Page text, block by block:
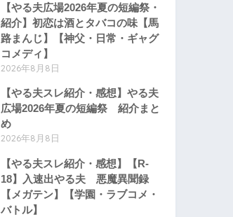
【やる夫広場2026年夏の短編祭・
紹介】初恋は酒とタバコの味【馬
路まんじ】【神父・日常・ギャグ
コメディ】
2026年8月8日
【やる夫スレ紹介・感想】やる夫
広場2026年夏の短編祭 紹介まと
め
2026年8月8日
【やる夫スレ紹介・感想】【R-
18】入速出やる夫 悪魔異聞録
【メガテン】【学園・ラブコメ・
バトル】